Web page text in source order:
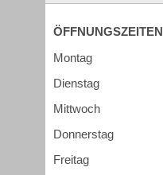
ÖFFNUNGSZEITEN
Montag
Dienstag
Mittwoch
Donnerstag
Freitag